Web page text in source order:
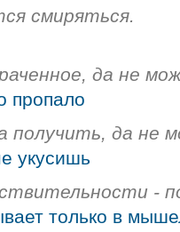
смиряться.
да не
пропало
получить, да не
укусишь
-
только в